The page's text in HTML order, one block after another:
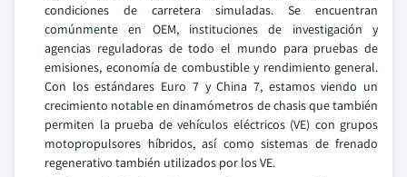
condiciones de carretera simuladas. Se encuentran
comúnmente en OEM, instituciones de investigación y
agencias reguladoras de todo el mundo para pruebas de
emisiones, economía de combustible y rendimiento general.
Con los estándares Euro 7 y China 7, estamos viendo un
crecimiento notable en dinamómetros de chasis que también
permiten la prueba de vehículos eléctricos (VE) con grupos
motopropulsores híbridos, así como sistemas de frenado
regenerativo también utilizados por los VE.